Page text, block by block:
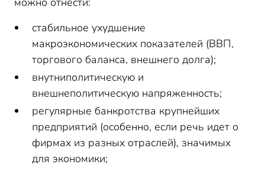
стабильное ухудшение
макроэкономических показателей (ВВП,
торгового баланса, внешнего долга);
внутниполитическую и
внешнеполитическую напряженность;
регулярные банкротства крупнейших
предприятий (особенно, если речь идет о
фирмах из разных отраслей), значимых
для экономики;